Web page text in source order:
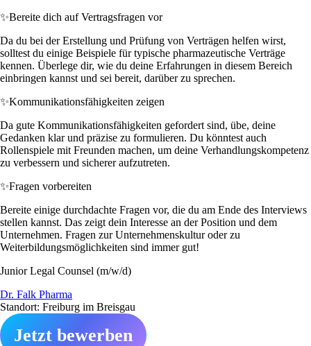
✨Bereite dich auf Vertragsfragen vor
Da du bei der Erstellung und Prüfung von Verträgen helfen wirst,
solltest du einige Beispiele für typische pharmazeutische Verträge
kennen. Überlege dir, wie du deine Erfahrungen in diesem Bereich
einbringen kannst und sei bereit, darüber zu sprechen.
✨Kommunikationsfähigkeiten zeigen
Da gute Kommunikationsfähigkeiten gefordert sind, übe, deine
Gedanken klar und präzise zu formulieren. Du könntest auch
Rollenspiele mit Freunden machen, um deine Verhandlungskompetenz
zu verbessern und sicherer aufzutreten.
✨Fragen vorbereiten
Bereite einige durchdachte Fragen vor, die du am Ende des Interviews
stellen kannst. Das zeigt dein Interesse an der Position und dem
Unternehmen. Fragen zur Unternehmenskultur oder zu
Weiterbildungsmöglichkeiten sind immer gut!
Junior Legal Counsel (m/w/d)
Dr. Falk Pharma
Standort: Freiburg im Breisgau
Jetzt bewerben